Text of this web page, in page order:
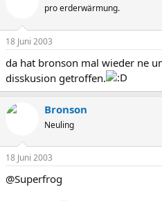
pro erderwärmung.
18 Juni 2003
da hat bronson mal wieder ne
disskusion getroffen.
Bronson
Neuling
18 Juni 2003
@Superfrog